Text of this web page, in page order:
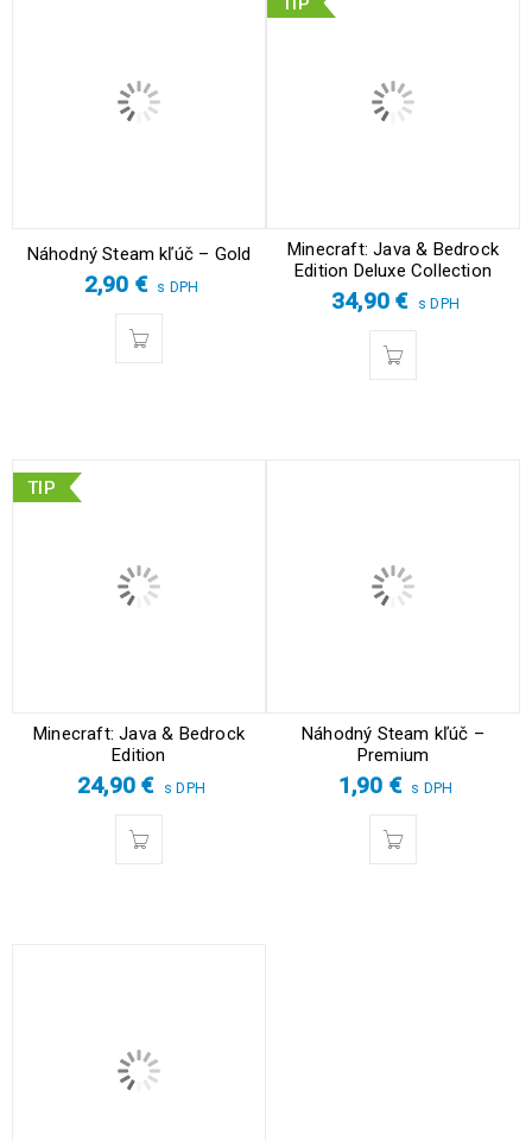
Náhodný Steam kľúč – Gold
2,90 € s DPH
Minecraft: Java & Bedrock
Edition Deluxe Collection
34,90€ s DPH
TIP
Minecraft: Java & Bedrock
Edition
24,90€ s DPH
Náhodný Steam kľúč –
Premium
1,90 € s DPH